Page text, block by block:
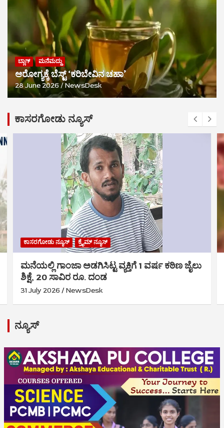
ಬ್ಲಾಗ್ ಮನೆಮದ್ದು
ಆರೋಗ್ಯಕ್ಕೆ ಬೆಸ್ಟ್‌ ‘ಕರಿಬೇವಿನ ಚಹಾ’
28 June 2026 NewsDesk
ಕಾಸರಗೋಡು ನ್ಯೂಸ್
ಕಾಸರಗೋಡು ನ್ಯೂಸ್ ಕ್ರೈಮ್‌ ನ್ಯೂಸ್
ಮನೆಯಲ್ಲಿ ಗಾಂಜಾ ಅಡಗಿಸಿಟ್ಟ ವ್ಯಕ್ತಿಗೆ 1 ವರ್ಷ ಕಠಿಣ ಜೈಲು
ಶಿಕ್ಷೆ, 20 ಸಾವಿರ ರೂ. ದಂಡ
31 July 2026 NewsDesk
ನ್ಯೂಸ್